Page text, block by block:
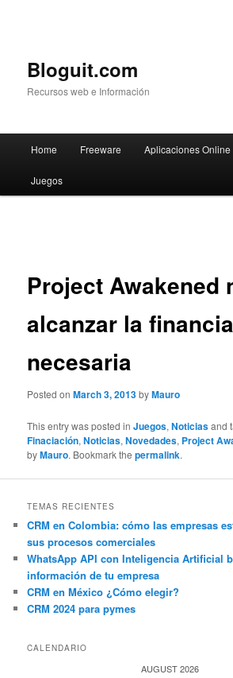
Bloguit.com
Recursos web e Información
Skip
to
Home Freeware Aplicaciones Online
Juegos
Project Awakened
alcanzar la
necesaria
Posted onMarch 3, 2013byMauro
This entry was posted inJuegos,Noticiasand
Finaciación,Noticias,Novedades, Project
byMauro. Bookmark thepermalink.
TEMAS RECIENTES
CRM en Colombia: cómo las empresas
sus procesos comerciales
WhatsApp API con Inteligencia Artificial
información de tu empresa
CRM en México ¿Cómo elegir?
CRM 2024 para pymes
CALENDARIO
AUGUST 2026